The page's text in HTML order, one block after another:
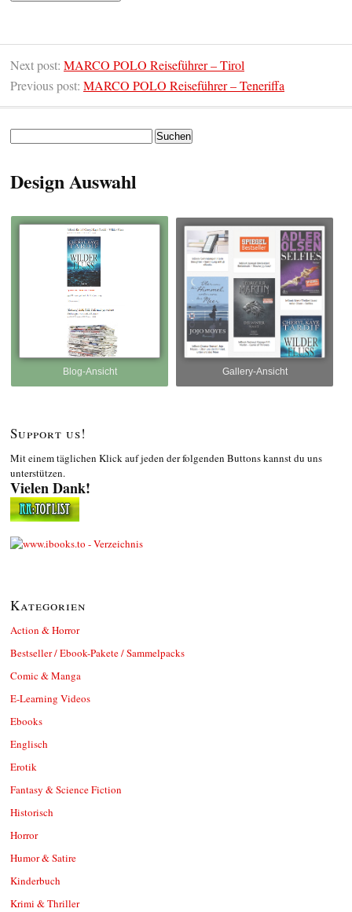
Next post: MARCO POLO Reiseführer – Tirol
Previous post: MARCO POLO Reiseführer – Teneriffa
Design Auswahl
Blog-Ansicht Gallery-Ansicht
Support us!
Mit einem täglichen Klick auf jeden der folgenden Buttons kannst du uns
unterstützen.
Vielen Dank!
Kategorien
Action & Horror
Bestseller / Ebook-Pakete / Sammelpacks
Comic & Manga
E-Learning Videos
Ebooks
Englisch
Erotik
Fantasy & Science Fiction
Historisch
Horror
Humor & Satire
Kinderbuch
Krimi & Thriller